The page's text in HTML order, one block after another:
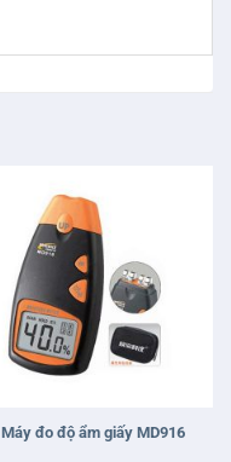
Máy đo độ ẩm giấy MD916